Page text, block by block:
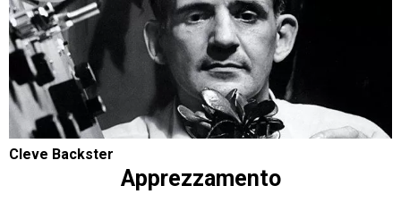
Cleve Backster
Apprezzamento